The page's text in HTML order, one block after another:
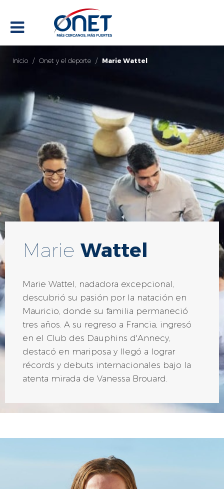
Inicio / Onet y el deporte / Marie Wattel
Marie Wattel
Marie Wattel, nadadora excepcional,
descubrió su pasión por la natación en
Mauricio, donde su familia permaneció
tres años. A su regreso a Francia, ingresó
en el Club des Dauphins d'Annecy,
destacó en mariposa y llegó a lograr
récords y debuts internacionales bajo la
atenta mirada de Vanessa Brouard.